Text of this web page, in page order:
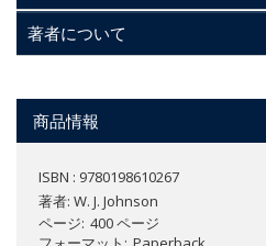
著者について
商品情報
ISBN : 9780198610267
著者: W. J. Johnson
ページ 400 ページ